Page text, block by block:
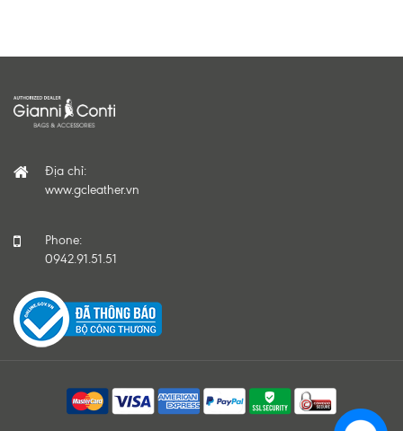
Địa chỉ:
www.gcleather.vn
Phone:
0942.91.51.51